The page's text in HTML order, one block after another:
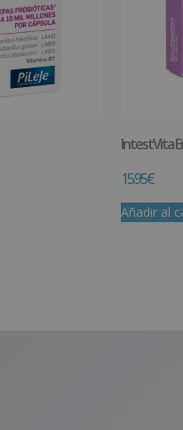
IntestVita
15.95€
Añadir al